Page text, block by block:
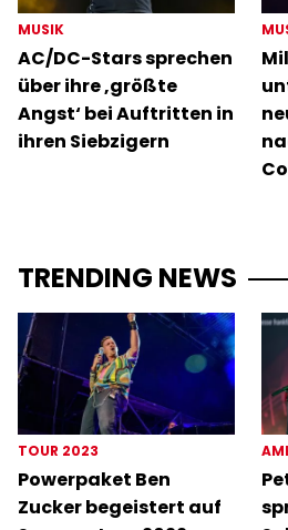
MUSIK
AC/DC-Stars sprechen
über ihre ‚größte
Angst‘ bei Auftritten in
ihren Siebzigern
TRENDING NEWS
TOUR 2023
Powerpaket Ben
Zucker begeistert auf